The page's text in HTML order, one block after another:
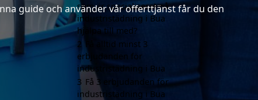
guide och använder vår offerttjänst får du den
som är specialiserat på
industristädning i Bua
hjälpa till med?
2 Få alltid minst 3
erbjudanden för
industristädning i Bua
3 Få 3 erbjudanden för
industristädning i Bua